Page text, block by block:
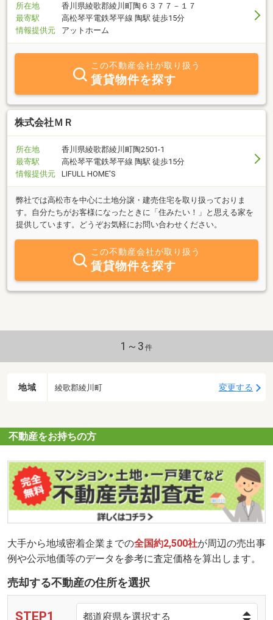
所在地
香川県綾歌郡綾川町陶６３７７－１７
最寄駅
高松琴平電鉄琴平線 陶駅 徒歩15分
情報提供元
アットホーム
この不動産会社が取り扱う
賃貸物件を探す
株式会社ＭＲ
所在地
香川県綾歌郡綾川町陶2501-1
最寄駅
高松琴平電鉄琴平線 陶駅 徒歩15分
情報提供元
LIFULL HOME'S
弊社では高松市を中心に土地分譲・建売住宅を取り扱っておりま
す。自分たちがお客様になったときに「住みたい！」と思える家を
提供しています。どうぞお気軽にお問い合わせください。
この不動産会社が取り扱う
賃貸物件を探す
1～3 件
地域 綾歌郡綾川町 変更する
不動産をお持ちの方
大手から地域密着企業までの全国約2,500社が周辺の売出事
例や公示地価等のデータを参考に査定価格を算出します。
売却する不動産の住所を選択
STEP1